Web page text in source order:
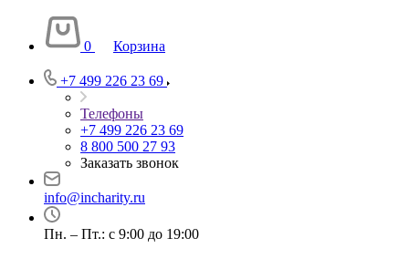
0 Корзина
+7 499 226 23 69
Телефоны
+7 499 226 23 69
8 800 500 27 93
Заказать звонок
info@incharity.ru
Пн. – Пт.: с 9:00 до 19:00